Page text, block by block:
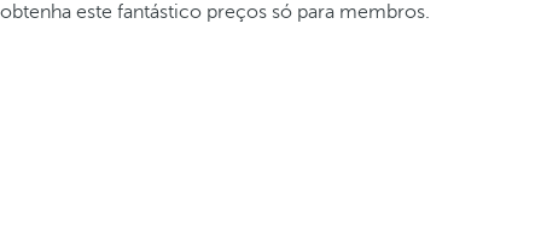
obtenha este fantástico preços só para membros.